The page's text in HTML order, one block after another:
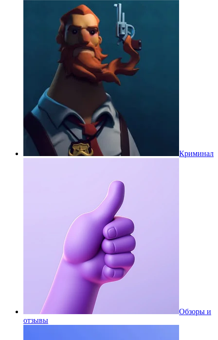
Криминал
Обзоры и
отзывы